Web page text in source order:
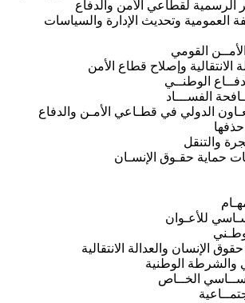
الرسمية لقطاعي الأمن والدفاع
العمومية وتحديث الإدارة والسياسات